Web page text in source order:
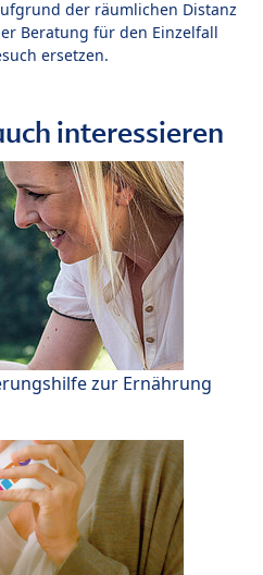
der räumlichen Distanz
Beratung für den Einzelfall
ersetzen.
interessieren
zur Ernährung